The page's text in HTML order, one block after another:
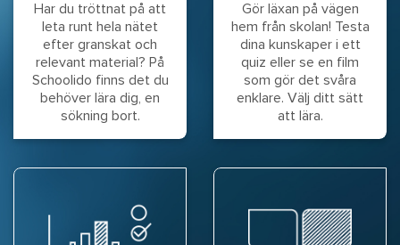
Har du tröttnat på att
leta runt hela nätet
efter granskat och
relevant material? På
Schoolido finns det du
behöver lära dig, en
sökning bort.
Gör läxan på vägen
hem från skolan! Testa
dina kunskaper i ett
quiz eller se en film
som gör det svåra
enklare. Välj ditt sätt
att lära.